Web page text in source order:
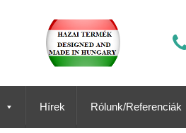
Hírek Rólunk/Referenciák